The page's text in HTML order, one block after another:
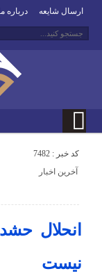
ارسال شایعه درباره
کد خبر : 7482
آخرین اخبار
انحلال
نیست